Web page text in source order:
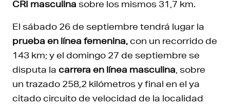
CRI masculina sobre los mismos 31,7 km.
El sábado 26 de septiembre tendrá lugar la
prueba en línea femenina,con un recorrido de
143 km; y el domingo 27 de septiembre se
disputa la carrera en línea masculina , sobre
un trazado 258,2 kilómetros y final en el ya
citado circuito de velocidad de la localidad